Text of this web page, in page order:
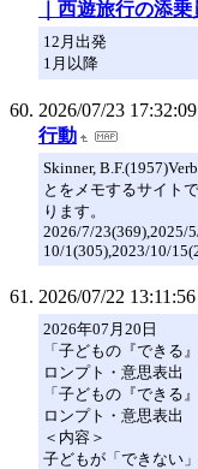
｜西遊旅行の添
12月出発
1月以降
2026/07/23 17:32:09
行動
Skinner,
とをメモするサイト
ります。
2026/7/23(369),2025/
10/1(305),2023/10/
2026/07/22 13:11:56
2026年07月20日
「子どもの『できる
ロンプト・意思表出
「子どもの『できる
ロンプト・意思表出
＜内容＞
子どもが「できない